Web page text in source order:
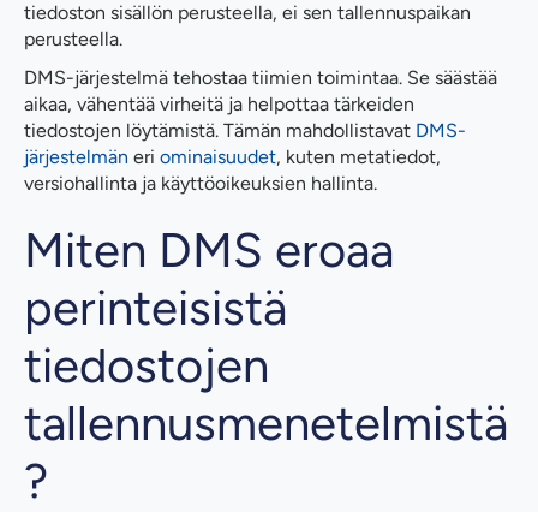
tiedoston sisällön perusteella, ei sen tallennuspaikan
perusteella.
DMS-järjestelmä tehostaa tiimien toimintaa. Se säästää
aikaa, vähentää virheitä ja helpottaa tärkeiden
tiedostojen löytämistä. Tämän mahdollistavat DMS-
järjestelmän eri ominaisuudet, kuten metatiedot,
versiohallinta ja käyttöoikeuksien hallinta.
Miten DMS eroaa
perinteisistä
tiedostojen
tallennusmenetelmistä
?